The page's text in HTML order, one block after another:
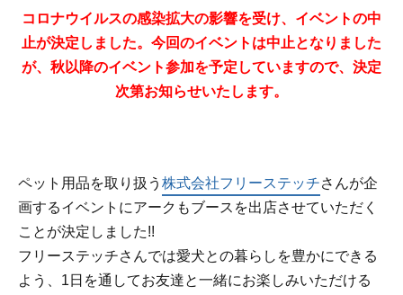
コロナウイルスの感染拡大の影響を受け、イベントの中
止が決定しました。今回のイベントは中止となりました
が、秋以降のイベント参加を予定していますので、決定
次第お知らせいたします。
ペット用品を取り扱う 株式会社フリーステッチさんが企
画するイベントにアークもブースを出店させていただく
ことが決定しました!!
フリーステッチさんでは愛犬との暮らしを豊かにできる
よう、1日を通してお友達と一緒にお楽しみいただける